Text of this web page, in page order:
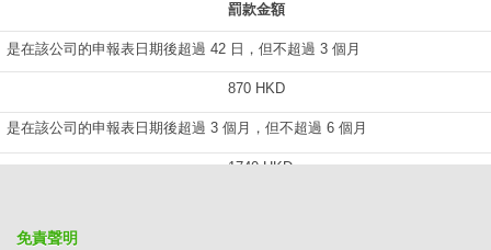
罰款金額
是在該公司的申報表日期後超過 42 日，但不超過 3 個月
870 HKD
是在該公司的申報表日期後超過 3 個月，但不超過 6 個月
1740 HKD
免責聲明